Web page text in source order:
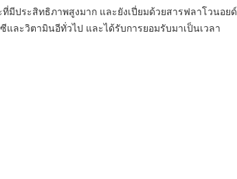
มีประสิทธิภาพสูงมาก และยังเปี่ยมด้วยสารฟลาโวนอยด์
ละวิตามินอีทั่วไป และได้รับการยอมรับมาเป็นเวลา